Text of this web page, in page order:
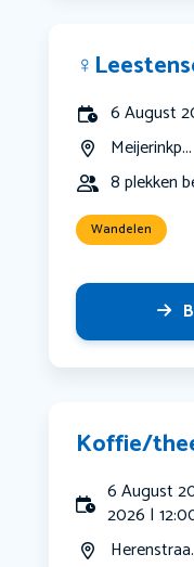
6 August
Meijerinkp...
8 plekken
Wandelen
Koffie/
6 August
2026 |